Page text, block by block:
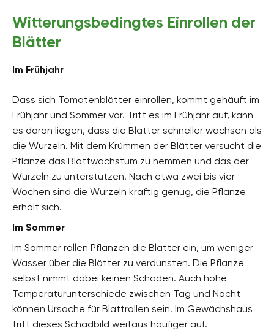
Witterungsbedingtes Einrollen der
Blätter
Im Frühjahr
Dass sich Tomatenblätter einrollen, kommt gehäuft im
Frühjahr und Sommer vor. Tritt es im Frühjahr auf, kann
es daran liegen, dass die Blätter schneller wachsen als
die Wurzeln. Mit dem Krümmen der Blätter versucht die
Pflanze das Blattwachstum zu hemmen und das der
Wurzeln zu unterstützen. Nach etwa zwei bis vier
Wochen sind die Wurzeln kräftig genug, die Pflanze
erholt sich.
Im Sommer
Im Sommer rollen Pflanzen die Blätter ein, um weniger
Wasser über die Blätter zu verdunsten. Die Pflanze
selbst nimmt dabei keinen Schaden. Auch hohe
Temperaturunterschiede zwischen Tag und Nacht
können Ursache für Blattrollen sein. Im Gewächshaus
tritt dieses Schadbild weitaus häufiger auf.